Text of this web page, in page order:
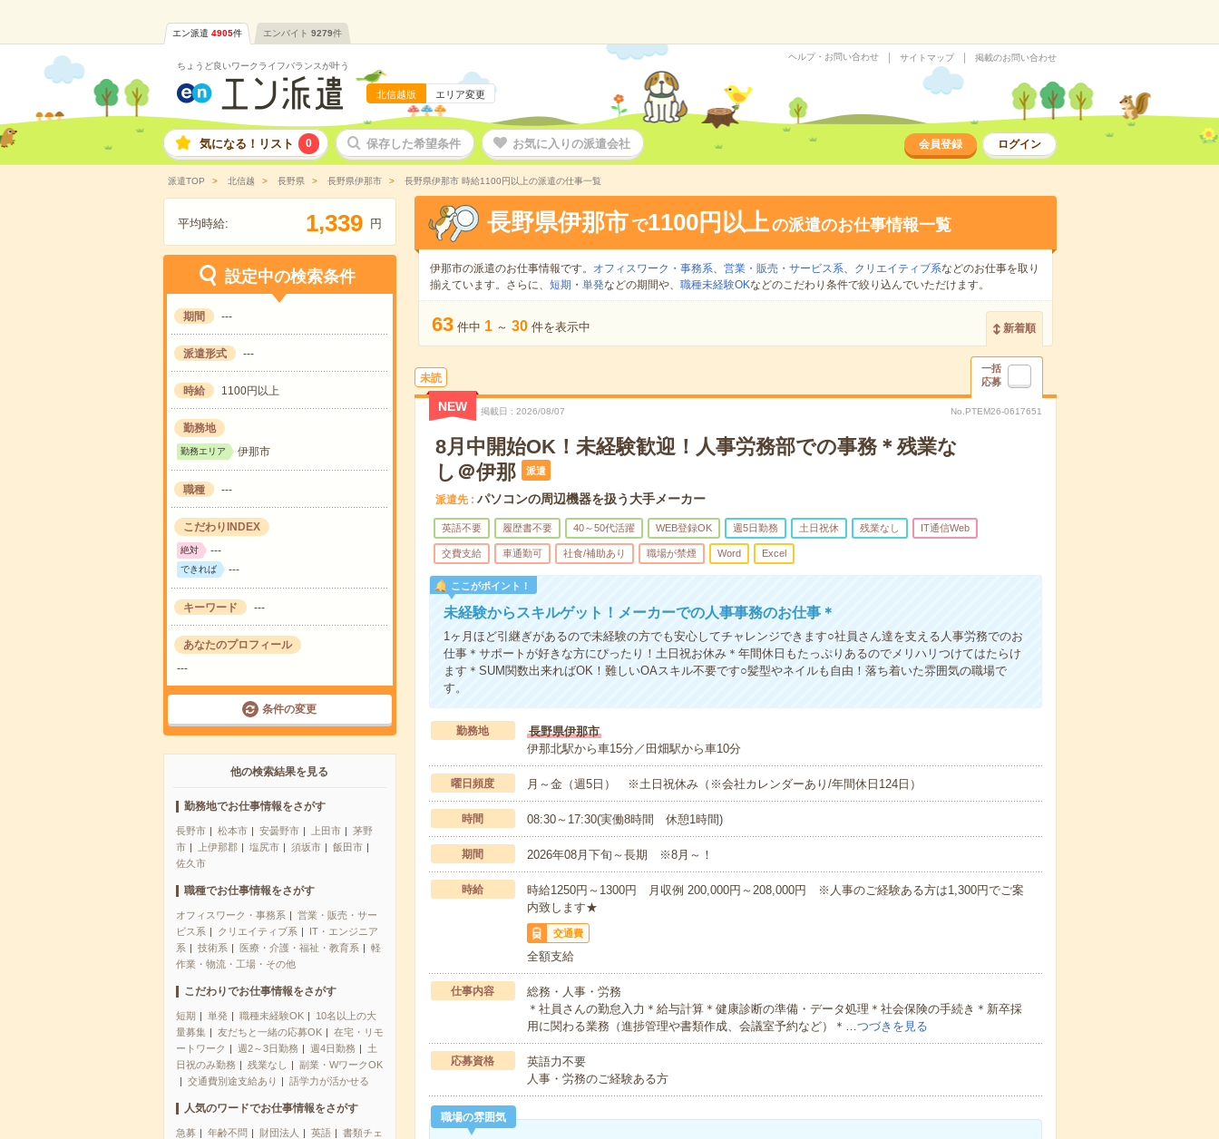
エン派遣 4905件 エンバイト 9279件
ちょうど良いワークライフバランスが叶う
北信越版 エリア変更
ヘルプ・お問い合わせ サイトマップ 掲載のお問い合わせ
気になる！リスト 0 保存した希望条件 お気に入りの派遣会社 会員登録 ログイン
派遣TOP 北信越 長野県 長野県伊那市 長野県伊那市 時給1100円以上の派遣の仕事一覧
平均時給: 1,339 円
設定中の検索条件
期間 ---
派遣形式 ---
時給 1100円以上
勤務地
勤務エリア 伊那市
職種 ---
こだわりINDEX
絶対 ---
できれば ---
キーワード ---
あなたのプロフィール
---
条件の変更
他の検索結果を見る
勤務地でお仕事情報をさがす
長野市 松本市 安曇野市 上田市
茅野
市
上伊那郡 塩尻市 須坂市
飯田市
佐久市
職種でお仕事情報をさがす
オフィスワーク・事務系
営業・販売・サー
ビス系
クリエイティブ系
IT・エンジニア
系
技術系 医療・介護・福祉・教育系
軽
作業・物流・工場・その他
こだわりでお仕事情報をさがす
短期 単発 職種未経験OK
10名以上の大
量募集
友だちと一緒の応募OK
在宅・リモ
ートワーク
週2～3日勤務 週4日勤務
土
日祝のみ勤務
残業なし
副業・WワークOK
交通費別途支給あり
語学力が活かせる
人気のワードでお仕事情報をさがす
急募 年齢不問 財団法人 英語
書類チェ
長野県伊那市 で1100円以上の派遣のお仕事情報一覧
伊那市の派遣のお仕事情報です。 オフィスワーク・事務系、 営業・販売・サービス系、 クリエイティブ系などのお仕事を取り
揃えています。さらに、 短期 ・ 単発などの期間や、 職種未経験OKなどのこだわり条件で絞り込んでいただけます。
63 件中 1 ～ 30 件を表示中 新着順
未読
一括
応募
NEW 掲載日 2026/08/07 No.PTEM26-0617651
8月中開始OK！未経験歓迎！人事労務部での事務＊残業な
し＠伊那
派遣
派遣先 パソコンの周辺機器を扱う大手メーカー
英語不要 履歴書不要 40～50代活躍 WEB登録OK 週5日勤務 土日祝休 残業なし IT通信Web
交費支給 車通勤可 社食/補助あり 職場が禁煙 Word Excel
ここがポイント！
未経験からスキルゲット！メーカーでの人事事務のお仕事＊
1ヶ月ほど引継ぎがあるので未経験の方でも安心してチャレンジできます○社員さん達を支える人事労務でのお
仕事＊サポートが好きな方にぴったり！土日祝お休み＊年間休日もたっぷりあるのでメリハリつけてはたらけ
ます＊SUM関数出来ればOK！難しいOAスキル不要です○髪型やネイルも自由！落ち着いた雰囲気の職場で
す。
勤務地
長野県伊那市
伊那北駅から車15分／田畑駅から車10分
曜日頻度 月～金（週5日） ※土日祝休み（※会社カレンダーあり/年間休日124日）
時間 08:30～17:30(実働8時間 休憩1時間)
期間 2026年08月下旬～長期 ※8月～！
時給
時給1250円～1300円 月収例 200,000円～208,000円 ※人事のご経験ある方は1,300円でご案
内致します★
交通費
全額支給
仕事内容
総務・人事・労務
＊社員さんの勤怠入力＊給与計算＊健康診断の準備・データ処理＊社会保険の手続き＊新卒採
用に関わる業務（進捗管理や書類作成、会議室予約など）＊…つづきを見る
応募資格
英語力不要
人事・労務のご経験ある方
職場の雰囲気